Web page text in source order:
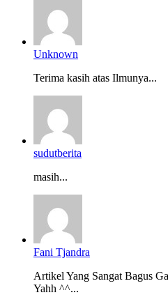
Unknown
Terima kasih atas Ilmunya...
sudutberita
masih...
Fani Tjandra
Artikel Yang Sangat Bagus
Yahh ^^...